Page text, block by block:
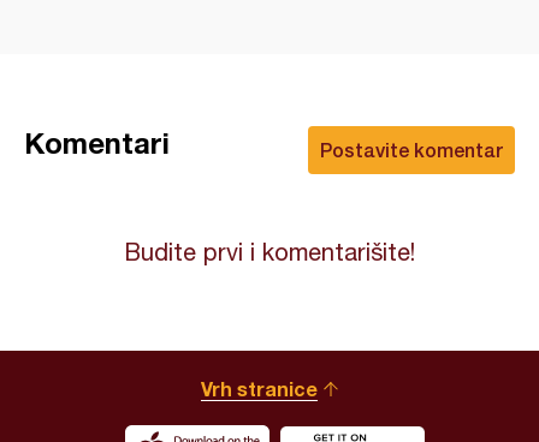
Postavite komentar
Komentari
Budite prvi i komentarišite!
Vrh stranice